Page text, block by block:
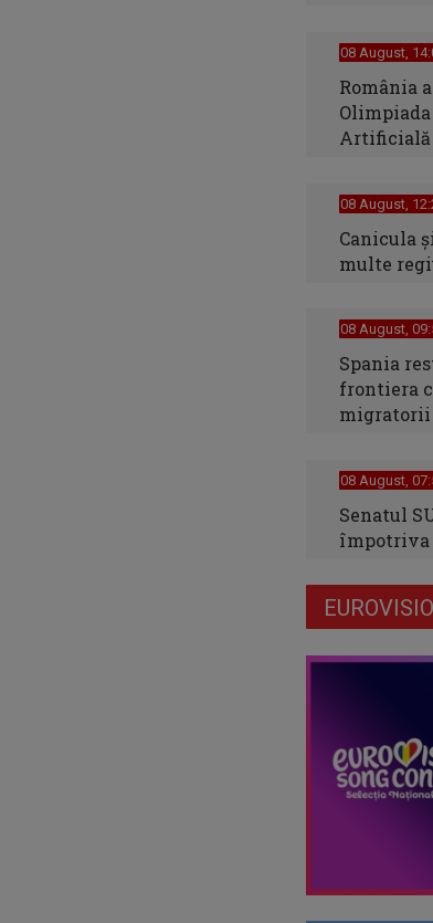
08 August,
România
Artificială
08 August,
Canicula
multe
08 August,
Spania
frontiera
migratorii
08 August,
Senatul
împotriva